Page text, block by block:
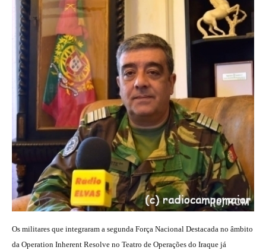
Os militares que integraram a segunda Força Nacional Destacada no âmbito
da Operation Inherent Resolve no Teatro de Operações do Iraque já